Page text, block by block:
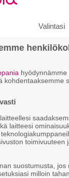
Valintasi
hyödynnämme
kohdentaaksemme
laitteesi
toimivuuteen
suostumusta, jos
milloin